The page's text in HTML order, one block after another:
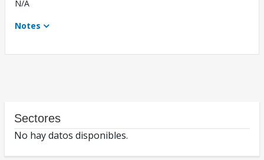
N/A
Notes
Sectores
No hay datos disponibles.